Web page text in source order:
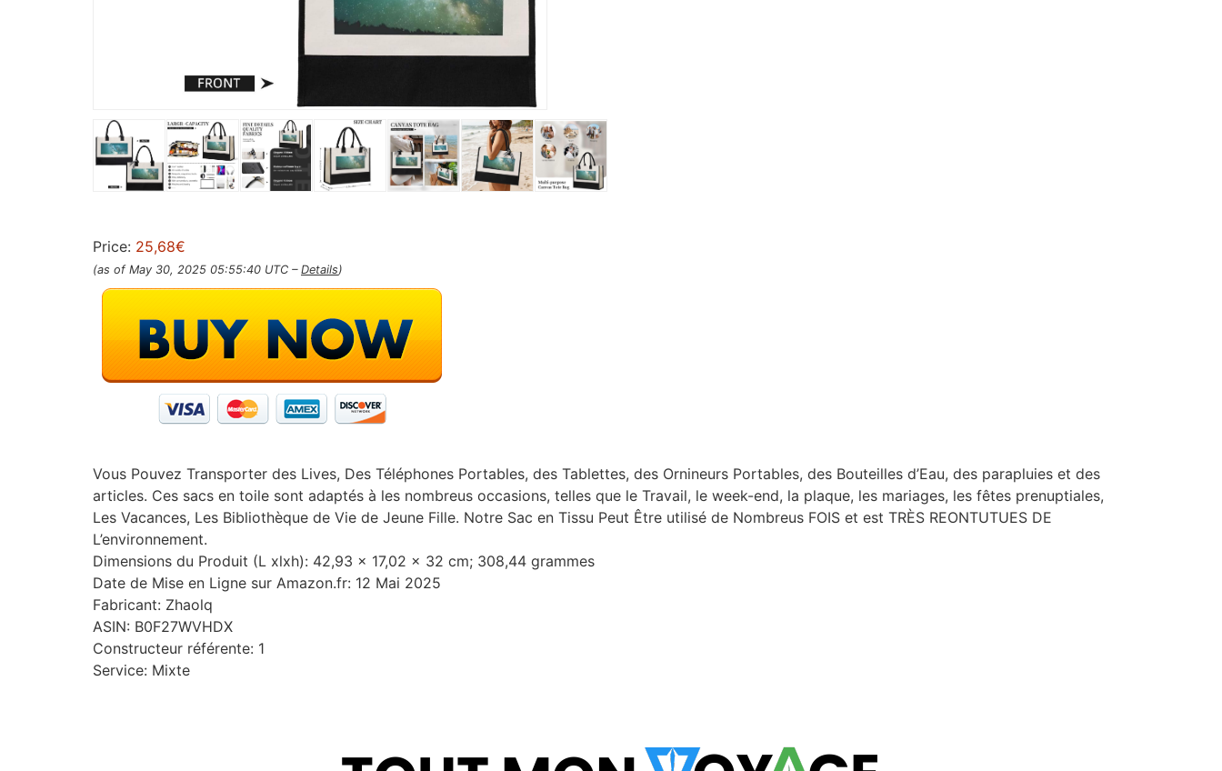
Price: 25,68€
(as of May 30, 2025 05:55:40 UTC – Details)
Vous Pouvez Transporter des Lives, Des Téléphones Portables, des Tablettes, des Ornineurs Portables, des Bouteilles d’Eau, des parapluies et des
articles. Ces sacs en toile sont adaptés à les nombreus occasions, telles que le Travail, le week-end, la plaque, les mariages, les fêtes prenuptiales,
Les Vacances, Les Bibliothèque de Vie de Jeune Fille. Notre Sac en Tissu Peut Être utilisé de Nombreus FOIS et est TRÈS REONTUTUES DE
L’environnement.
Dimensions du Produit (L xlxh): 42,93 x 17,02 x 32 cm; 308,44 grammes
Date de Mise en Ligne sur Amazon.fr: 12 Mai 2025
Fabricant: Zhaolq
ASIN: B0F27WVHDX
Constructeur référente: 1
Service: Mixte